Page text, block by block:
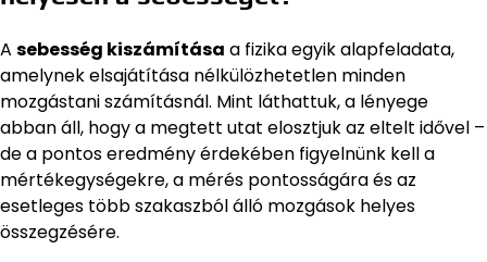
A sebesség kiszámítása a fizika egyik alapfeladata,
amelynek elsajátítása nélkülözhetetlen minden
mozgástani számításnál. Mint láthattuk, a lényege
abban áll, hogy a megtett utat elosztjuk az eltelt idővel –
de a pontos eredmény érdekében figyelnünk kell a
mértékegységekre, a mérés pontosságára és az
esetleges több szakaszból álló mozgások helyes
összegzésére.